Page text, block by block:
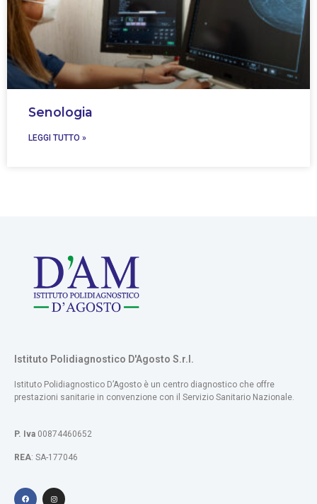
Senologia
LEGGI TUTTO »
Istituto Polidiagnostico D'Agosto S.r.l.
Istituto Polidiagnostico D’Agosto​ è un centro diagnostico che offre
prestazioni sanitarie in convenzione con il Servizio Sanitario Nazionale.
P. Iva 00874460652
REA: SA-177046